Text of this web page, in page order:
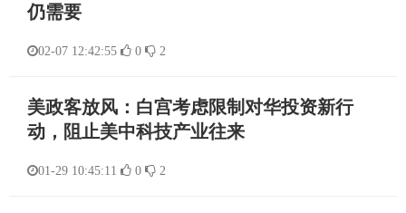
仍需要
02-07 12:42:55 0 2
美政客放风：白宫考虑限制对华投资新行
动，阻止美中科技产业往来
01-29 10:45:11 0 2